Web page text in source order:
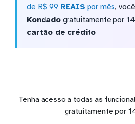
de R$ 99 REAIS por mês,
Kondadogratuitamente por
cartão de crédito
Tenha acesso a todas as
gratuitamente por